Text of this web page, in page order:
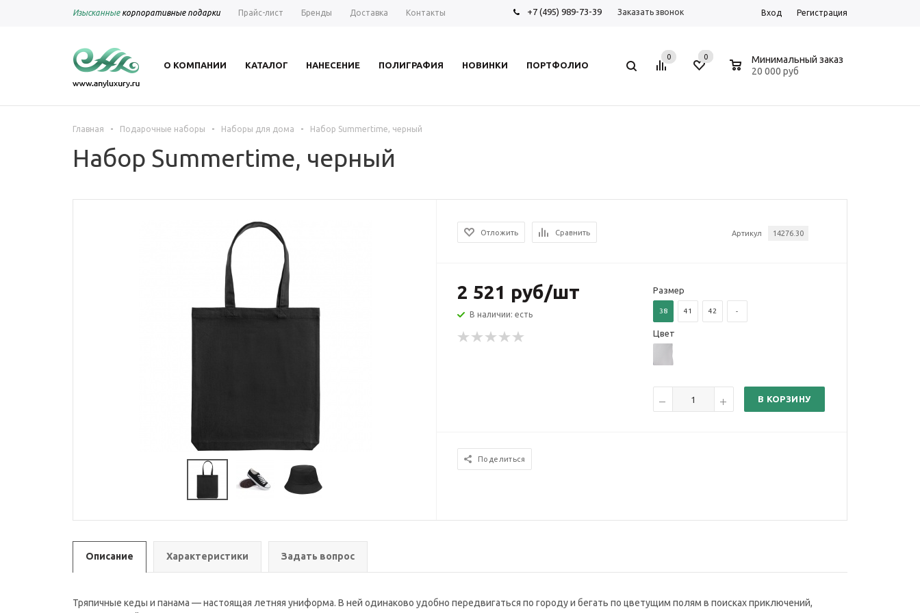
Изысканныекорпоративные подарки Прайс-лист Бренды Доставка Контакты +7 (495) 989-73-39 Заказать звонок Вход Регистрация
О КОМПАНИИ КАТАЛОГ НАНЕСЕНИЕ ПОЛИГРАФИЯ НОВИНКИ ПОРТФОЛИО
0 0
Минимальный заказ
20 000 руб
Главная - Подарочные наборы - Наборы для дома - Набор Summertime, черный
Набор Summertime, черный
Артикул 14276.30
Отложить Сравнить
2 521 руб/шт
В наличии: есть
Размер
38 41 42 -
Цвет
В КОРЗИНУ
Поделиться
Описание Характеристики Задать вопрос
Тряпичные кеды и панама — настоящая летняя униформа. В ней одинаково удобно передвигаться по городу и бегать по цветущим полям в поисках приключений,